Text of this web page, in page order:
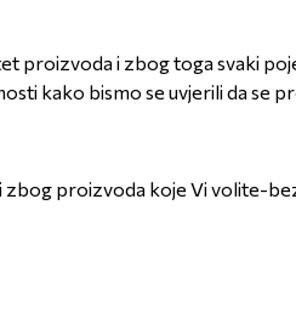
proizvoda i zbog toga svaki
kako bismo se uvjerili da se
zbog proizvoda koje Vi volite-